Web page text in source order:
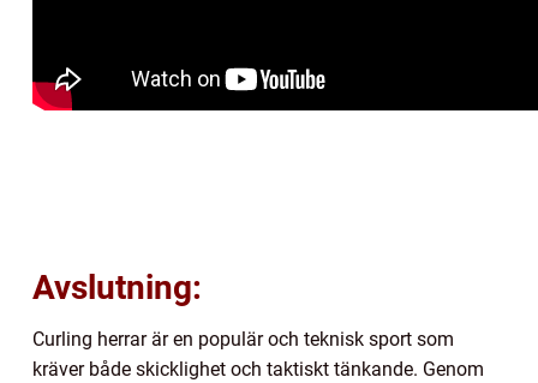
Avslutning:
Curling herrar är en populär och teknisk sport som
kräver både skicklighet och taktiskt tänkande. Genom